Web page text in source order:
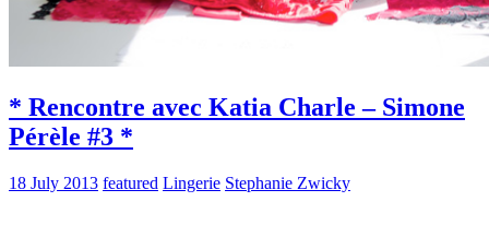
* Rencontre avec Katia Charle – Simone
Pérèle #3 *
18 July 2013 featured Lingerie Stephanie Zwicky